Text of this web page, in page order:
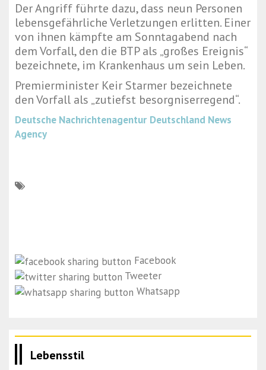
Der Angriff führte dazu, dass neun Personen
lebensgefährliche Verletzungen erlitten. Einer
von ihnen kämpfte am Sonntagabend nach
dem Vorfall, den die BTP als „großes Ereignis“
bezeichnete, im Krankenhaus um sein Leben.
Premierminister Keir Starmer bezeichnete
den Vorfall als „zutiefst besorgniserregend“.
Deutsche Nachrichtenagentur Deutschland News
Agency
Facebook
Tweeter
Whatsapp
Lebensstil